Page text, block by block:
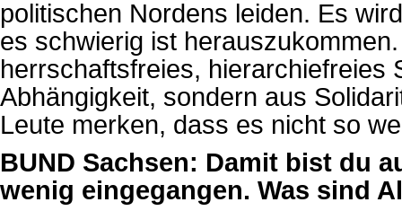
politischen Nordens leiden. Es
es schwierig ist
herrschaftsfreies, hierarchiefreies
Abhängigkeit, sondern aus
Leute merken, dass es nicht so
BUND Sachsen: Damit bist du
wenig eingegangen. Was sind